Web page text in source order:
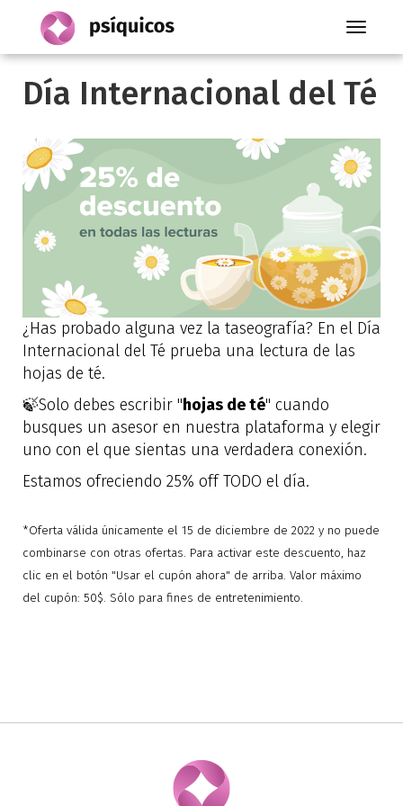
Toggle
Día Internacional del Té
¿Has probado alguna vez la taseografía? En el Día
Internacional del Té prueba una lectura de las
hojas de té.
🍃Solo debes escribir "hojas de té" cuando
busques un asesor en nuestra plataforma y elegir
uno con el que sientas una verdadera conexión.
Estamos ofreciendo 25% off TODO el día.
*Oferta válida únicamente el 15 de diciembre de 2022 y no puede
combinarse con otras ofertas. Para activar este descuento, haz
clic en el botón "Usar el cupón ahora" de arriba. Valor máximo
del cupón: 50$. Sólo para fines de entretenimiento.